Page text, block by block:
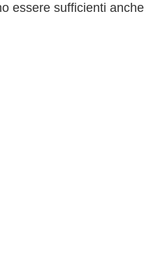
essere sufficienti anche